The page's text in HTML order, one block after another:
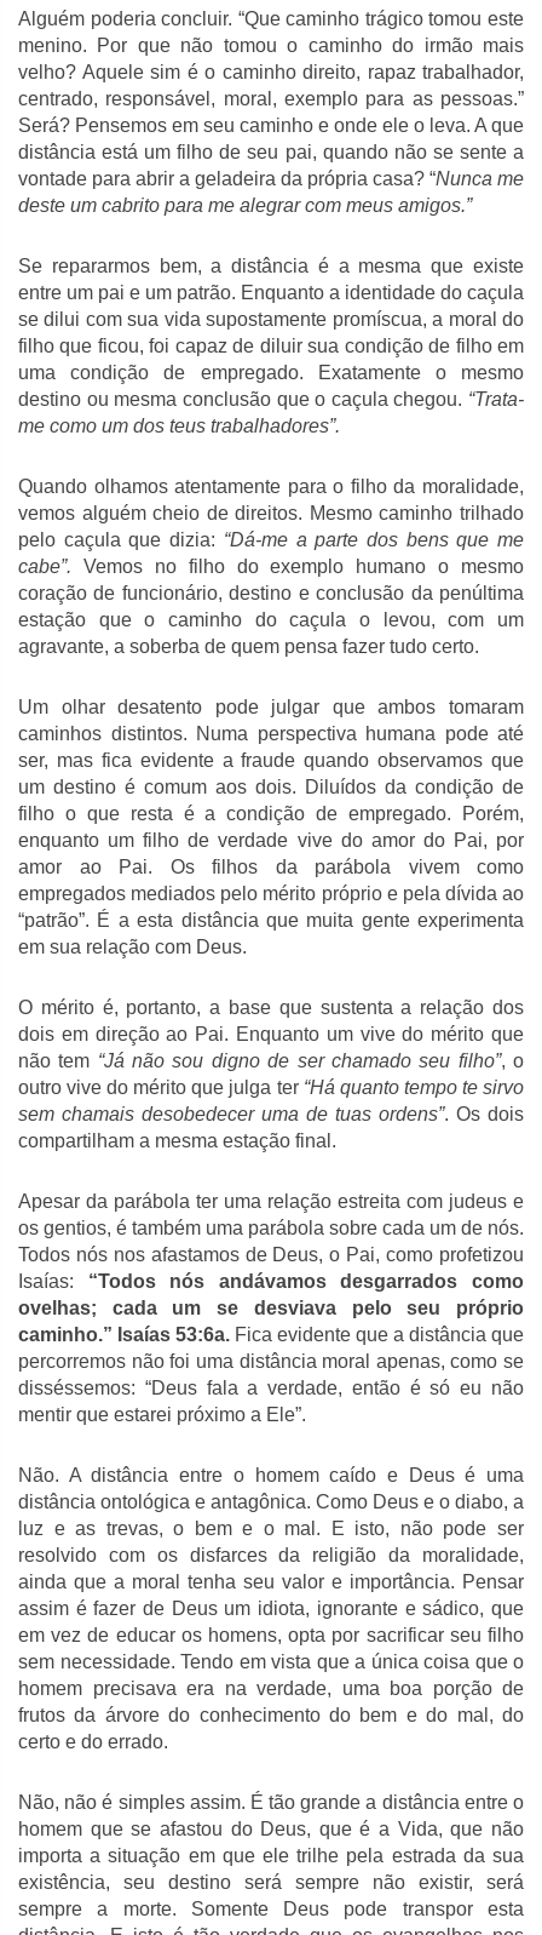
Alguém poderia concluir. “Que caminho trágico tomou este
menino. Por que não tomou o caminho do irmão mais
velho? Aquele sim é o caminho direito, rapaz trabalhador,
centrado, responsável, moral, exemplo para as pessoas.”
Será? Pensemos em seu caminho e onde ele o leva. A que
distância está um filho de seu pai, quando não se sente a
vontade para abrir a geladeira da própria casa? “Nunca me
deste um cabrito para me alegrar com meus amigos.”
Se repararmos bem, a distância é a mesma que existe
entre um pai e um patrão. Enquanto a identidade do caçula
se dilui com sua vida supostamente promíscua, a moral do
filho que ficou, foi capaz de diluir sua condição de filho em
uma condição de empregado. Exatamente o mesmo
destino ou mesma conclusão que o caçula chegou. “Trata-
me como um dos teus trabalhadores”.
Quando olhamos atentamente para o filho da moralidade,
vemos alguém cheio de direitos. Mesmo caminho trilhado
pelo caçula que dizia: “Dá-me a parte dos bens que me
cabe”. Vemos no filho do exemplo humano o mesmo
coração de funcionário, destino e conclusão da penúltima
estação que o caminho do caçula o levou, com um
agravante, a soberba de quem pensa fazer tudo certo.
Um olhar desatento pode julgar que ambos tomaram
caminhos distintos. Numa perspectiva humana pode até
ser, mas fica evidente a fraude quando observamos que
um destino é comum aos dois. Diluídos da condição de
filho o que resta é a condição de empregado. Porém,
enquanto um filho de verdade vive do amor do Pai, por
amor ao Pai. Os filhos da parábola vivem como
empregados mediados pelo mérito próprio e pela dívida ao
“patrão”. É a esta distância que muita gente experimenta
em sua relação com Deus.
O mérito é, portanto, a base que sustenta a relação dos
dois em direção ao Pai. Enquanto um vive do mérito que
não tem “Já não sou digno de ser chamado seu filho”, o
outro vive do mérito que julga ter “Há quanto tempo te sirvo
sem chamais desobedecer uma de tuas ordens”. Os dois
compartilham a mesma estação final.
Apesar da parábola ter uma relação estreita com judeus e
os gentios, é também uma parábola sobre cada um de nós.
Todos nós nos afastamos de Deus, o Pai, como profetizou
Isaías: “Todos nós andávamos desgarrados como
ovelhas; cada um se desviava pelo seu próprio
caminho.” Isaías 53:6a. Fica evidente que a distância que
percorremos não foi uma distância moral apenas, como se
disséssemos: “Deus fala a verdade, então é só eu não
mentir que estarei próximo a Ele”.
Não. A distância entre o homem caído e Deus é uma
distância ontológica e antagônica. Como Deus e o diabo, a
luz e as trevas, o bem e o mal. E isto, não pode ser
resolvido com os disfarces da religião da moralidade,
ainda que a moral tenha seu valor e importância. Pensar
assim é fazer de Deus um idiota, ignorante e sádico, que
em vez de educar os homens, opta por sacrificar seu filho
sem necessidade. Tendo em vista que a única coisa que o
homem precisava era na verdade, uma boa porção de
frutos da árvore do conhecimento do bem e do mal, do
certo e do errado.
Não, não é simples assim. É tão grande a distância entre o
homem que se afastou do Deus, que é a Vida, que não
importa a situação em que ele trilhe pela estrada da sua
existência, seu destino será sempre não existir, será
sempre a morte. Somente Deus pode transpor esta